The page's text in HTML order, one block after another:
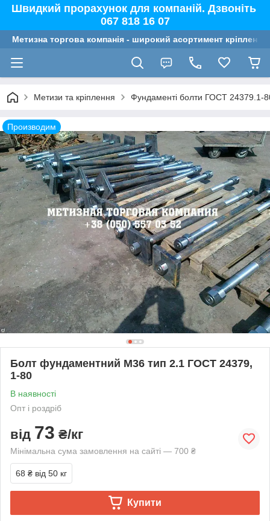
Швидкий прорахунок для компаній. Дзвоніть
067 818 16 07
Метизна торгова компанія - широкий асортимент
Метизи та кріплення Фундаменті болти ГОСТ 24379.1-
Производим
Болт фундаментний М36 тип 2.1 ГОСТ 24379,
1-80
В наявності
Опт і роздріб
від 73 ₴/кг
Мінімальна сума замовлення на сайті — 700 ₴
68 ₴ від 50 кг
Купити